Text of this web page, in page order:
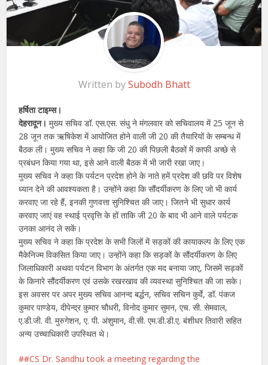
Written bySubodh Bhatt
हर्षिता टाइम्स।
देहरादून। मुख्य सचिव डॉ. एस.एस. संधु ने मंगलवार को सचिवालय में 25 जून से
28 जून तक ऋषिकेश में आयोजित होने वाली जी 20 की तैयारियों के सम्बन्ध में
बैठक ली। मुख्य सचिव ने कहा कि जी 20 की पिछली बैठकों में काफी अच्छे से
प्रबंधन किया गया था, इसे आने वाली बैठक में भी जारी रखा जाए।
मुख्य सचिव ने कहा कि पर्यटन प्रदेश होने के नाते हमें प्रदेश की छवि पर विशेष
ध्यान देने की आवश्यकता है। उन्होंने कहा कि सौंदर्यीकरण के लिए जो भी कार्य
करवाए जा रहे हैं, इनकी गुणवत्ता सुनिश्चित की जाए। जितने भी सुधार कार्य
करवाए जाएं वह स्थाई प्रवृत्ति के हों ताकि जी 20 के बाद भी आने वाले पर्यटक
उनका आनंद ले सकें।
मुख्य सचिव ने कहा कि प्रदेश के सभी जिलों में सड़कों की कायाकल्प के लिए एक
मैकेनिज्म विकसित किया जाए। उन्होंने कहा कि सड़कों के सौंदर्यीकरण के लिए
जिलाधिकारी अथवा पर्यटन विभाग के अंतर्गत एक मद बनाया जाए, जिसमें सड़कों
के किनारे सौंदर्यीकरण एवं उसके रखरखाव की व्यवस्था सुनिश्चित की जा सके।
इस अवसर पर अपर मुख्य सचिव आनन्द बर्द्धन, सचिव सचिन कुर्वे, डॉ. पंकज
कुमार पाण्डेय, दीपेन्द्र कुमार चौधरी, विनोद कुमार सुमन, एच. सी. सेमवाल,
ए.डी.जी. वी. मुरुगेशन, ए. पी. अंशुमान, वी.सी. एम.डी.डी.ए. बंशीधर तिवारी सहित
अन्य उच्चाधिकारी उपस्थित थे।
#CS Dr. Sandhu took a meeting regarding the